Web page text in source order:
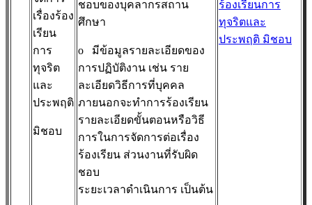
เรื่องร้อง
เรียน
การ
ทุจริต
และ
ประพฤติ
มิชอบ
ชอบของบุคลากรสถาน
ศึกษา
o มีข้อมูลรายละเอียดของ
การปฏิบัติงาน เช่น ราย
ละเอียดวิธีการที่บุคคล
ภายนอกจะทำการร้องเรียน
รายละเอียดขั้นตอนหรือวิธี
การในการจัดการต่อเรื่อง
ร้องเรียน ส่วนงานที่รับผิด
ชอบ
ระยะเวลาดำเนินการ เป็นต้น
ร้องเรียนการ
ทุจริตและ
ประพฤติ มิชอบ